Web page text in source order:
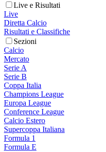
Live e Risultati
Live
Diretta Calcio
Risultati e Classifiche
Sezioni
Calcio
Mercato
Serie A
Serie B
Coppa Italia
Champions League
Europa League
Conference League
Calcio Estero
Supercoppa Italiana
Formula 1
Formula E